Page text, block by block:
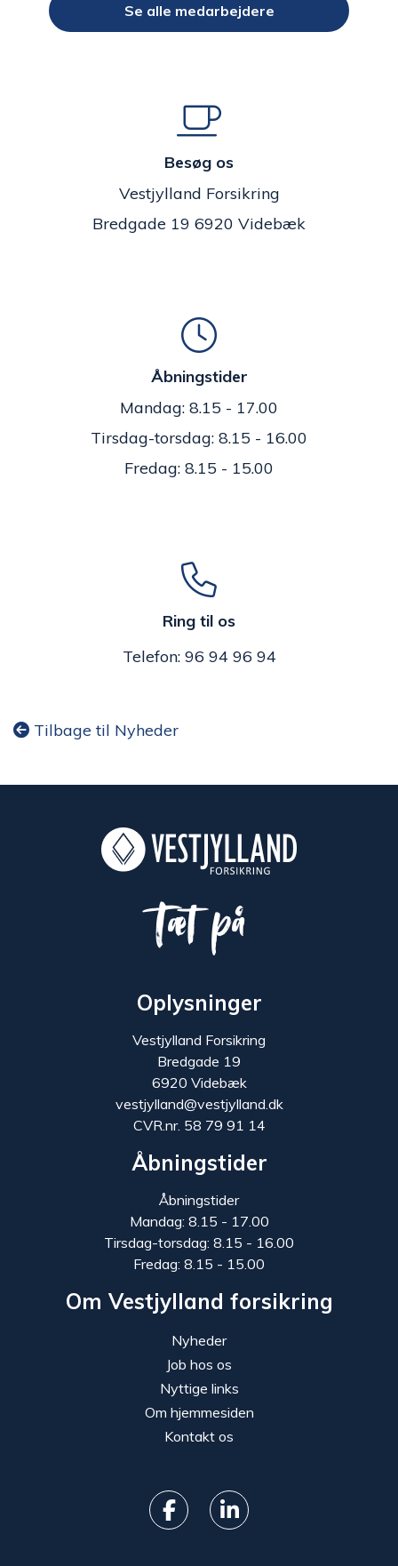
Se alle medarbejdere
Besøg os
Vestjylland Forsikring
Bredgade 19 6920 Videbæk
Åbningstider
Mandag: 8.15 - 17.00
Tirsdag-torsdag: 8.15 - 16.00
Fredag: 8.15 - 15.00
Ring til os
Telefon: 96 94 96 94
Tilbage til Nyheder
Tæt på
Oplysninger
Vestjylland Forsikring
Bredgade 19
6920 Videbæk
vestjylland@vestjylland.dk
CVR.nr. 58 79 91 14
Åbningstider
Åbningstider
Mandag: 8.15 - 17.00
Tirsdag-torsdag: 8.15 - 16.00
Fredag: 8.15 - 15.00
Om Vestjylland forsikring
Nyheder
Job hos os
Nyttige links
Om hjemmesiden
Kontakt os